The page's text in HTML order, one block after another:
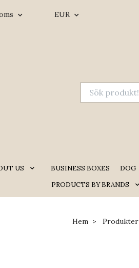
EUR
US BUSINESS BOXES DOG
PRODUCTS BY BRANDS
Hem Produkter